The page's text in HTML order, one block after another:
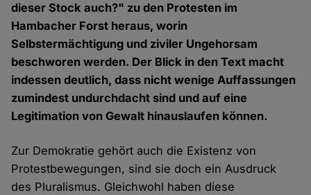
dieser Stock auch?" zu den Protesten im
Hambacher Forst heraus, worin
Selbstermächtigung und ziviler Ungehorsam
beschworen werden. Der Blick in den Text macht
indessen deutlich, dass nicht wenige Auffassungen
zumindest undurchdacht sind und auf eine
Legitimation von Gewalt hinauslaufen können.
Zur Demokratie gehört auch die Existenz von
Protestbewegungen, sind sie doch ein Ausdruck
des Pluralismus. Gleichwohl haben diese